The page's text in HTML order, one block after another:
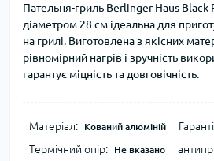
Пательня-гриль Berlinger Haus Black
діаметром 28 см ідеальна для
на грилі. Виготовлена з якісних
рівномірний нагрів і зручність
гарантує міцність та довговічність.
Матеріал: Кований алюміній
Термічний опір: Не вказано